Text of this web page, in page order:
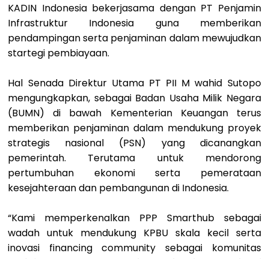
KADIN Indonesia bekerjasama dengan PT Penjamin
Infrastruktur Indonesia guna memberikan
pendampingan serta penjaminan dalam mewujudkan
startegi pembiayaan.
Hal Senada Direktur Utama PT PII M wahid Sutopo
mengungkapkan, sebagai Badan Usaha Milik Negara
(BUMN) di bawah Kementerian Keuangan terus
memberikan penjaminan dalam mendukung proyek
strategis nasional (PSN) yang dicanangkan
pemerintah. Terutama untuk mendorong
pertumbuhan ekonomi serta pemerataan
kesejahteraan dan pembangunan di Indonesia.
“Kami memperkenalkan PPP Smarthub sebagai
wadah untuk mendukung KPBU skala kecil serta
inovasi financing community sebagai komunitas